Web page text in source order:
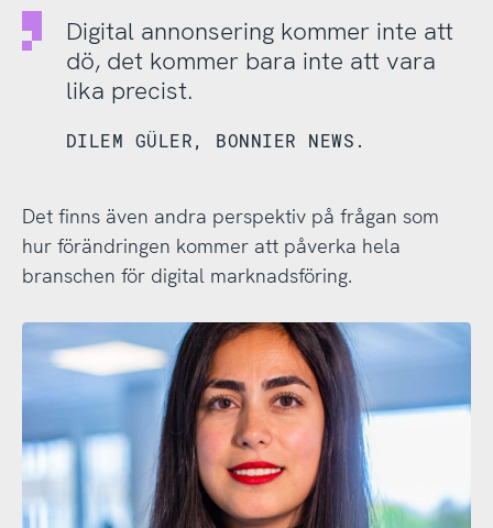
Digital annonsering kommer inte att
dö, det kommer bara inte att vara
lika precist.
DILEM GÜLER, BONNIER NEWS.
Det finns även andra perspektiv på frågan som
hur förändringen kommer att påverka hela
branschen för digital marknadsföring.